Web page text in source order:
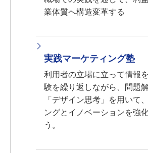
業体質へ構造変革する
実践マーケティング塾
利用者の立場に立って情報
験を繰り返しながら、問題
「デザイン思考」を用いて
ングとイノベーションを強
う。